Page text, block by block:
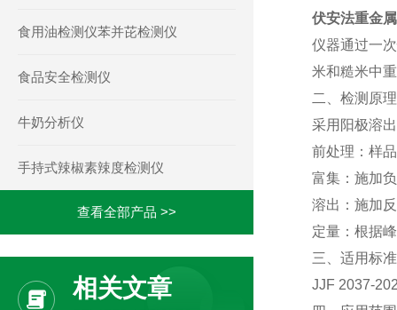
伏安法重金
仪器通过一
米和糙米中
二、检测原理
采用阳极溶
前处理：样
富集：施加
溶出：施加
定量：根据
三、适用标准
JJF 2037-
食用油检测仪苯并芘检测仪
食品安全检测仪
牛奶分析仪
手持式辣椒素辣度检测仪
查看全部产品 >>
相关文章